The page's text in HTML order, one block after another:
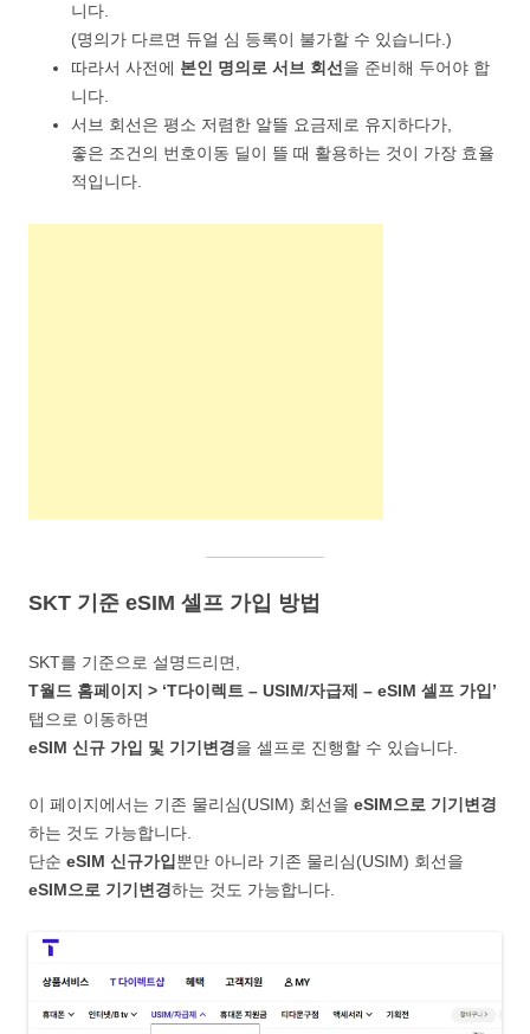
니다.
(명의가 다르면 듀얼 심 등록이 불가할 수 있습니다.)
따라서 사전에 본인 명의로 서브 회선 을 준비해 두어야 합
니다.
서브 회선은 평소 저렴한 알뜰 요금제로 유지하다가,
좋은 조건의 번호이동 딜이 뜰 때 활용하는 것이 가장 효율
적입니다.
SKT 기준 eSIM 셀프 가입 방법
SKT를 기준으로 설명드리면,
T월드 홈페이지 > ‘T다이렉트 – USIM/자급제 – eSIM 셀프 가입’
탭으로 이동하면
eSIM 신규 가입 및 기기변경을 셀프로 진행할 수 있습니다.
이 페이지에서는 기존 물리심(USIM) 회선을 eSIM으로 기기변경
하는 것도 가능합니다.
단순 eSIM 신규가입 뿐만 아니라 기존 물리심(USIM) 회선을
eSIM으로 기기변경하는 것도 가능합니다.